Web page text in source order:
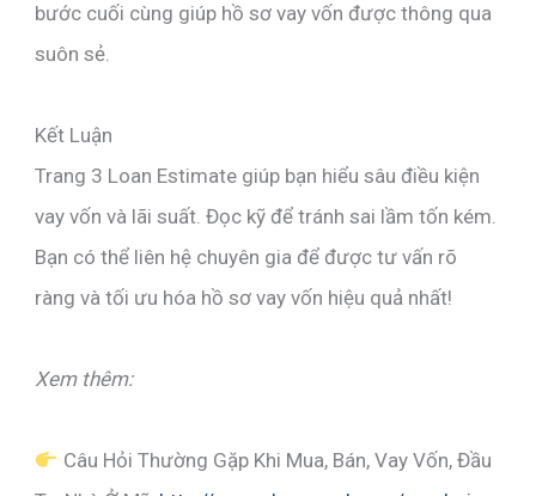
bước cuối cùng giúp hồ sơ vay vốn được thông qua
suôn sẻ.
Kết Luận
Trang 3 Loan Estimate giúp bạn hiểu sâu điều kiện
vay vốn và lãi suất. Đọc kỹ để tránh sai lầm tốn kém.
Bạn có thể liên hệ chuyên gia để được tư vấn rõ
ràng và tối ưu hóa hồ sơ vay vốn hiệu quả nhất!
Xem thêm:
Câu Hỏi Thường Gặp Khi Mua, Bán, Vay Vốn, Đầu